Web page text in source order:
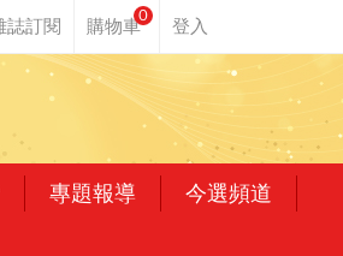
0
專題報導 今選頻道